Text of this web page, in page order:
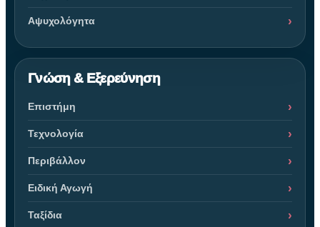
Αψυχολόγητα
Γνώση & Εξερεύνηση
Επιστήμη
Τεχνολογία
Περιβάλλον
Ειδική Αγωγή
Ταξίδια